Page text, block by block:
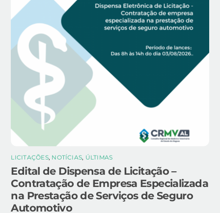
LICITAÇÕES, NOTÍCIAS, ÚLTIMAS
Edital de Dispensa de Licitação –
Contratação de Empresa Especializada
na Prestação de Serviços de Seguro
Automotivo